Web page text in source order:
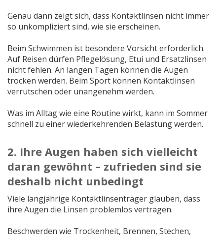
Genau dann zeigt sich, dass Kontaktlinsen nicht immer
so unkompliziert sind, wie sie erscheinen.
Beim Schwimmen ist besondere Vorsicht erforderlich.
Auf Reisen dürfen Pflegelösung, Etui und Ersatzlinsen
nicht fehlen. An langen Tagen können die Augen
trocken werden. Beim Sport können Kontaktlinsen
verrutschen oder unangenehm werden.
Was im Alltag wie eine Routine wirkt, kann im Sommer
schnell zu einer wiederkehrenden Belastung werden.
2. Ihre Augen haben sich vielleicht
daran gewöhnt – zufrieden sind sie
deshalb nicht unbedingt
Viele langjährige Kontaktlinsenträger glauben, dass
ihre Augen die Linsen problemlos vertragen.
Beschwerden wie Trockenheit, Brennen, Stechen,